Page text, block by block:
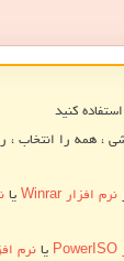
استفاده کنید
، همه را انتخاب ،
نرم افزار Winrar یا
یا نرم